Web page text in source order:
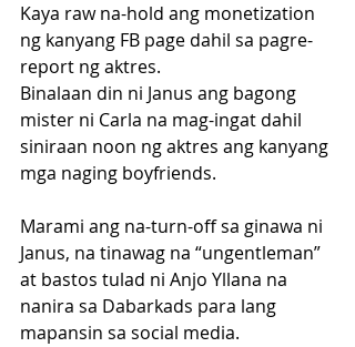
Kaya raw na-hold ang monetization
ng kanyang FB page dahil sa pagre-
report ng aktres.
Binalaan din ni Janus ang bagong
mister ni Carla na mag-ingat dahil
siniraan noon ng aktres ang kanyang
mga naging boyfriends.
Marami ang na-turn-off sa ginawa ni
Janus, na tinawag na “ungentleman”
at bastos tulad ni Anjo Yllana na
nanira sa Dabarkads para lang
mapansin sa social media.